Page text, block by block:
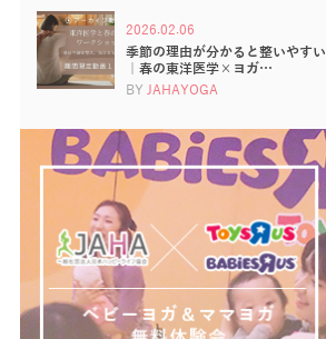
2026.02.06
季節の理由が分かると整いやすい
｜春の東洋医学×ヨガ…
BY JAHAYOGA